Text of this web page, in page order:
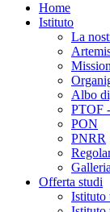
Home
Istituto
La
Mission
Albo
PTOF
PON
PNRR
Offerta studi
Istituto